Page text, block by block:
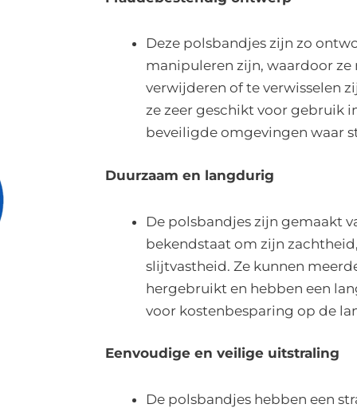
Deze polsbandjes zijn zo
manipuleren zijn, waardoor
verwijderen of te verwisselen
ze zeer geschikt voor gebruik
beveiligde omgevingen waar
Duurzaam en langdurig
De polsbandjes zijn gemaakt
bekendstaat om zijn
slijtvastheid. Ze kunnen
hergebruikt en hebben een
voor kostenbesparing op de
Eenvoudige en veilige uitstraling
De polsbandjes hebben een